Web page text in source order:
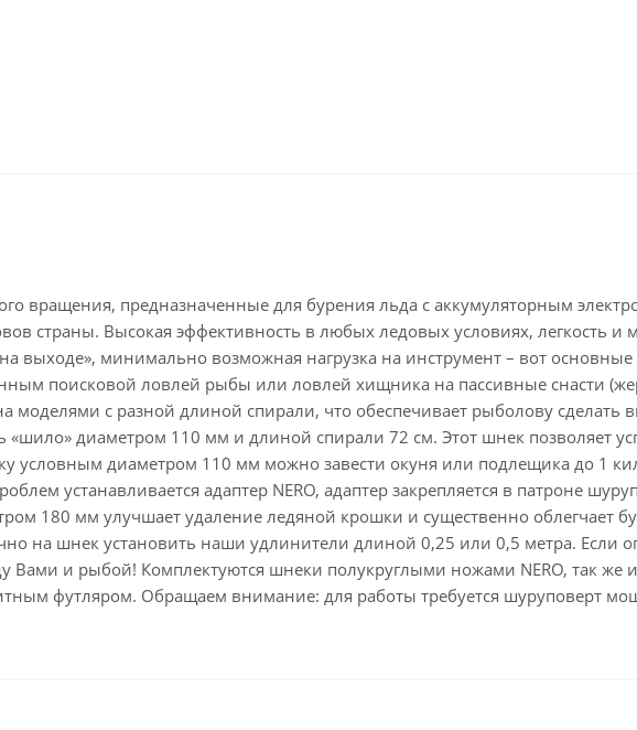
вращения, предназначенные для бурения льда с аккумуляторным
страны. Высокая эффективность в любых ледовых условиях, легкость и
выходе», минимально возможная нагрузка на инструмент – вот
поисковой ловлей рыбы или ловлей хищника на пассивные снасти
моделями с разной длиной спирали, что обеспечивает рыболову
диаметром 110 мм и длиной спирали 72 см. Этот шнек позволяет
условным диаметром 110 мм можно завести окуня или подлещика до 1
устанавливается адаптер NERO, адаптер закрепляется в патроне
180 мм улучшает удаление ледяной крошки и существенно облегчает
на шнек установить наши удлинители длиной 0,25 или 0,5 метра. Если
Вами и рыбой! Комплектуются шнеки полукруглыми ножами NERO, так же
футляром. Обращаем внимание: для работы требуется шуруповерт